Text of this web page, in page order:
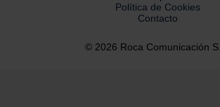
Política de Cookies
Contacto
© 2026 Roca Comunicación